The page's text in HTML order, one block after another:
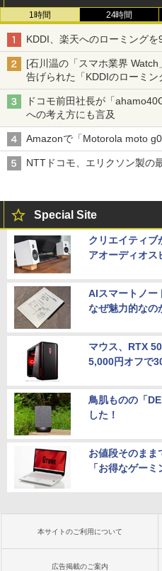
1時間 24時間
KDDI、楽天へのローミングを
[石川温の「スマホ業界 Watch
告げられた「KDDIのローミン
穴と楽天モバイルの課題
ドコモ前田社長が「
への考え方にも言及
Amazonで「Motorola moto
NTTドコモ、エリクソン製の
Special Site
クリエイティブ
アオーディオス
AIスマートノー
なぜ魅力的なの
マウス、RTX
5,000円オフで
鳥肌ものの「
した！
お値段そのまま
「お得なゲーミ
本サイトのご利用について
広告掲載のご案内